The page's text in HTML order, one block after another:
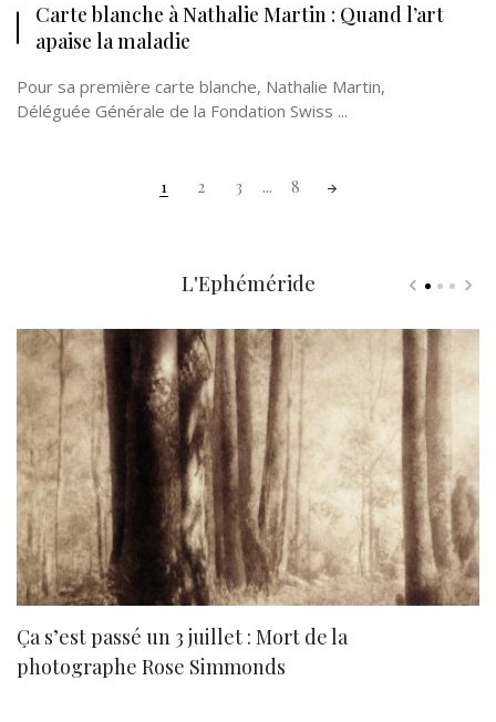
Carte blanche à Nathalie Martin : Quand l’art
apaise la maladie
Pour sa première carte blanche, Nathalie Martin,
Déléguée Générale de la Fondation Swiss ...
1 2 3 ... 8
L'Ephéméride
Ça s’est passé un 3 juillet : Mort de la
photographe Rose Simmonds